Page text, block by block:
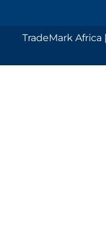
TradeMark